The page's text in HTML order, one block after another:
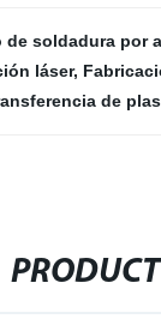
de soldadura por
láser,
de